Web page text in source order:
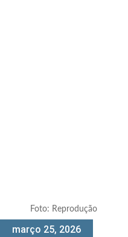
Foto: Reprodução
março 25, 2026